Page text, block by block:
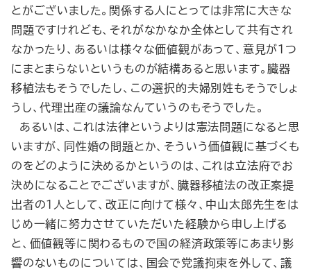
とがございました。関係する人にとっては非常に大きな
問題ですけれども、それがなかなか全体として共有され
なかったり、あるいは様々な価値観があって、意見が１つ
にまとまらないというものが結構あると思います。臓器
移植法もそうでしたし、この選択的夫婦別姓もそうでしょ
うし、代理出産の議論なんていうのもそうでした。
あるいは、これは法律というよりは憲法問題になると思
いますが、同性婚の問題とか、そういう価値観に基づくも
のをどのように決めるかというのは、これは立法府でお
決めになることでございますが、臓器移植法の改正案提
出者の１人として、改正に向けて様々、中山太郎先生をは
じめ一緒に努力させていただいた経験から申し上げる
と、価値観等に関わるもので国の経済政策等にあまり影
響のないものについては、国会で党議拘束を外して、議